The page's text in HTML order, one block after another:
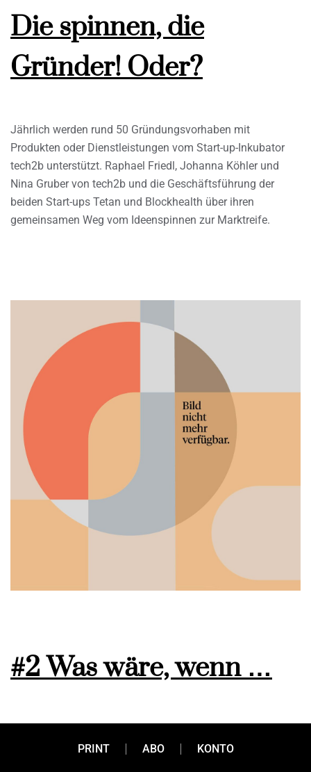
Die spinnen, die
Gründer! Oder?
Jährlich werden rund 50 Gründungsvorhaben mit
Produkten oder Dienstleistungen vom Start-up-Inkubator
tech2b unterstützt. Raphael Friedl, Johanna Köhler und
Nina Gruber von tech2b und die Geschäftsführung der
beiden Start-ups Tetan und Blockhealth über ihren
gemeinsamen Weg vom Ideenspinnen zur Marktreife.
#2 Was wäre, wenn …
die Bezeichnung ist nun mal sehr passend. Vogel deshalb,
PRINT ABO KONTO